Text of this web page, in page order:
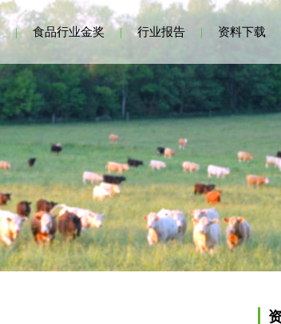
| 食品行业金奖 | 行业报告 | 资料下载